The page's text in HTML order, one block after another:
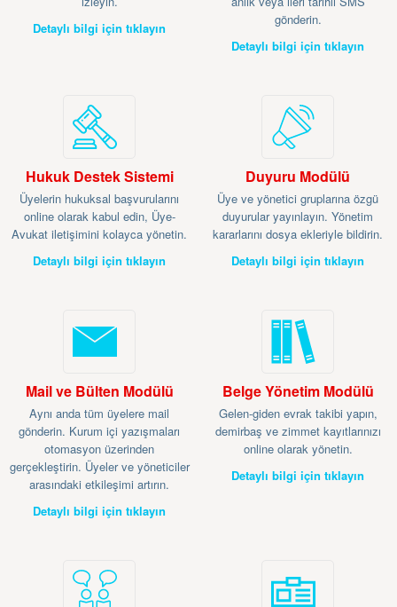
Detaylı bilgi için tıklayın
gönderin.
Detaylı bilgi için tıklayın
Hukuk Destek Sistemi
Üyelerin hukuksal başvurularını
online olarak kabul edin, Üye-
Avukat iletişimini kolayca yönetin.
Detaylı bilgi için tıklayın
Duyuru Modülü
Üye ve yönetici gruplarına özgü
duyurular yayınlayın. Yönetim
kararlarını dosya ekleriyle bildirin.
Detaylı bilgi için tıklayın
Mail ve Bülten Modülü
Aynı anda tüm üyelere mail
gönderin. Kurum içi yazışmaları
otomasyon üzerinden
gerçekleştirin. Üyeler ve yöneticiler
arasındaki etkileşimi artırın.
Detaylı bilgi için tıklayın
Belge Yönetim Modülü
Gelen-giden evrak takibi yapın,
demirbaş ve zimmet kayıtlarınızı
online olarak yönetin.
Detaylı bilgi için tıklayın